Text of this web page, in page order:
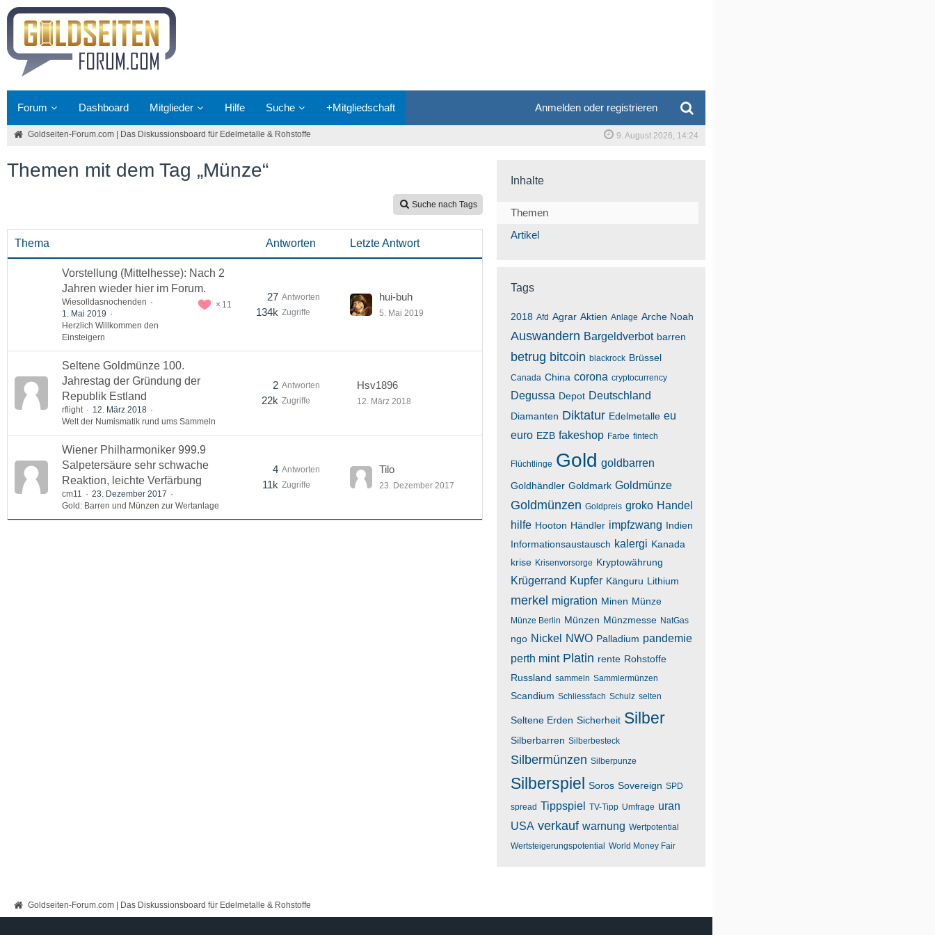
Forum Dashboard Mitglieder Hilfe Suche +Mitgliedschaft Anmelden oder registrieren
Goldseiten-Forum.com | Das Diskussionsboard für Edelmetalle & Rohstoffe
Goldseiten-Forum.com | Das Diskussionsboard für Edelmetalle & Rohstoffe 9. August 2026, 14:24
Themen mit dem Tag „Münze“
Suche nach Tags
Thema Antworten Letzte Antwort
Vorstellung (Mittelhesse): Nach 2
Jahren wieder hier im Forum.
11
Wiesolldasnochenden
1. Mai 2019
Herzlich Willkommen den
Einsteigern
Antworten
27
Zugriffe
134k
hui-buh
5. Mai 2019
Seltene Goldmünze 100.
Jahrestag der Gründung der
Republik Estland
rflight
12. März 2018
Welt der Numismatik rund ums Sammeln
Antworten
2
Zugriffe
22k
Hsv1896
12. März 2018
Wiener Philharmoniker 999.9
Salpetersäure sehr schwache
Reaktion, leichte Verfärbung
cm11
23. Dezember 2017
Gold: Barren und Münzen zur Wertanlage
Antworten
4
Zugriffe
11k
Tilo
23. Dezember 2017
Inhalte
Themen
Artikel
Tags
2018 Afd Agrar Aktien Anlage Arche Noah
Auswandern Bargeldverbot barren
betrug bitcoin blackrock Brüssel
Canada China corona cryptocurrency
Degussa Depot Deutschland
Diamanten Diktatur Edelmetalle eu
euro EZB fakeshop Farbe fintech
Flüchtlinge Gold goldbarren
Goldhändler Goldmark Goldmünze
Goldmünzen Goldpreis groko Handel
hilfe Hooton Händler impfzwang Indien
Informationsaustausch kalergi Kanada
krise Krisenvorsorge Kryptowährung
Krügerrand Kupfer Känguru Lithium
merkel migration Minen Münze
Münze Berlin Münzen Münzmesse NatGas
ngo Nickel NWO Palladium pandemie
perth mint Platin rente Rohstoffe
Russland sammeln Sammlermünzen
Scandium Schliessfach Schulz selten
Seltene Erden Sicherheit Silber
Silberbarren Silberbesteck
Silbermünzen Silberpunze
Silberspiel Soros Sovereign SPD
spread Tippspiel TV-Tipp Umfrage uran
USA verkauf warnung Wertpotential
Wertsteigerungspotential World Money Fair